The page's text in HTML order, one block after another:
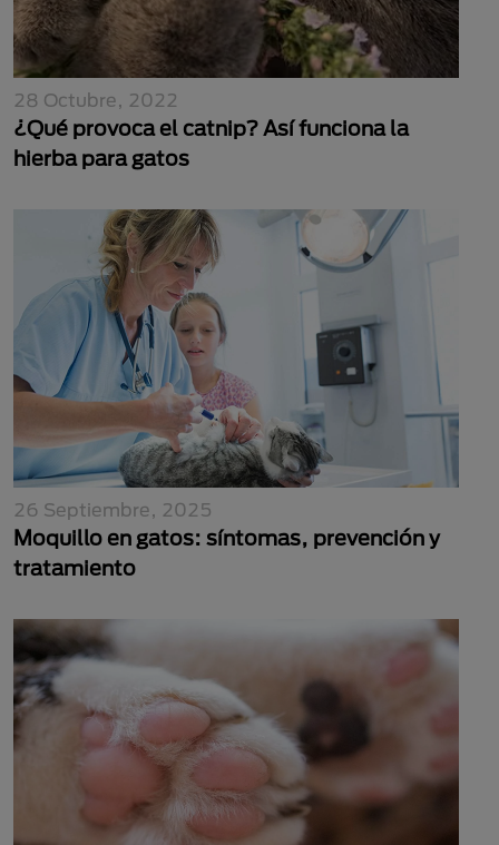
28 Octubre, 2022
¿Qué provoca el catnip? Así funciona la
hierba para gatos
26 Septiembre, 2025
Moquillo en gatos: síntomas, prevención y
tratamiento